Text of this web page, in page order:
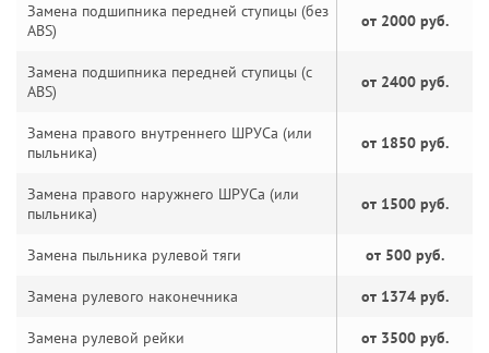
Замена подшипника передней ступицы (без
ABS)
от 2000 руб.
Замена подшипника передней ступицы (с
ABS)
от 2400 руб.
Замена правого внутреннего ШРУСа (или
пыльника)
от 1850 руб.
Замена правого наружнего ШРУСа (или
пыльника)
от 1500 руб.
Замена пыльника рулевой тяги от 500 руб.
Замена рулевого наконечника от 1374 руб.
Замена рулевой рейки от 3500 руб.